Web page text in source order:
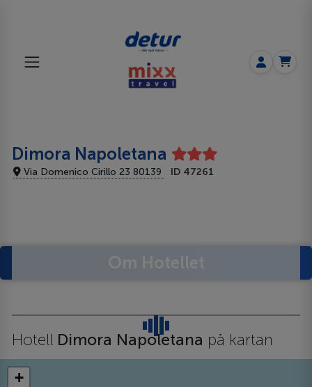
Dimora Napoletana
Via Domenico Cirillo 23 80139 ID 47261
Hotell Dimora Napoletana på kartan
+